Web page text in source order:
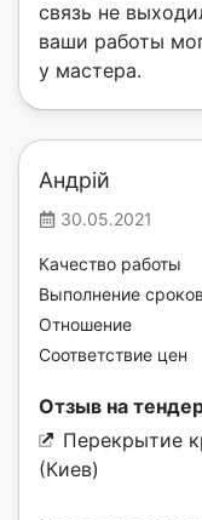
связь не
ваши работы
у мастера.
Андрій
30.05.2021
Качество работы
Выполнение сроков
Отношение
Соответствие цен
Отзыв на
Перекрытие
(Киев)